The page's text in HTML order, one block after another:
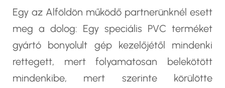
Egy az Alföldön működő partnerünknél esett
meg a dolog: Egy speciális PVC terméket
gyártó bonyolult gép kezelőjétől mindenki
rettegett, mert folyamatosan belekötött
mindenkibe, mert szerinte körülötte